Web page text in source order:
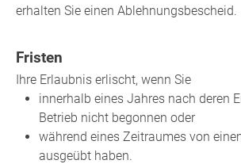
erhalten Sie einen Ablehnungsbescheid.
Fristen
Ihre Erlaubnis erlischt, wenn Sie
innerhalb eines Jahres nach deren
Betrieb nicht begonnen oder
während eines Zeitraumes von
ausgeübt haben.